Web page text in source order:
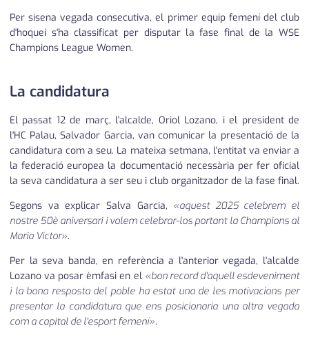
Per sisena vegada consecutiva, el primer equip femení del club
d'hoquei s'ha classificat per disputar la fase final de la WSE
Champions League Women.
La candidatura
El passat 12 de març, l'alcalde, Oriol Lozano, i el president de
l'HC Palau, Salvador Garcia, van comunicar la presentació de la
candidatura com a seu. La mateixa setmana, l'entitat va enviar a
la federació europea la documentació necessària per fer oficial
la seva candidatura a ser seu i club organitzador de la fase final.
Segons va explicar Salva Garcia, «aquest 2025 celebrem el
nostre 50è aniversari i volem celebrar-los portant la Champions al
Maria Víctor».
Per la seva banda, en referència a l'anterior vegada, l'alcalde
Lozano va posar èmfasi en el «bon record d'aquell esdeveniment
i la bona resposta del poble ha estat una de les motivacions per
presentar la candidatura que ens posicionaria una altra vegada
com a capital de l'esport femení».